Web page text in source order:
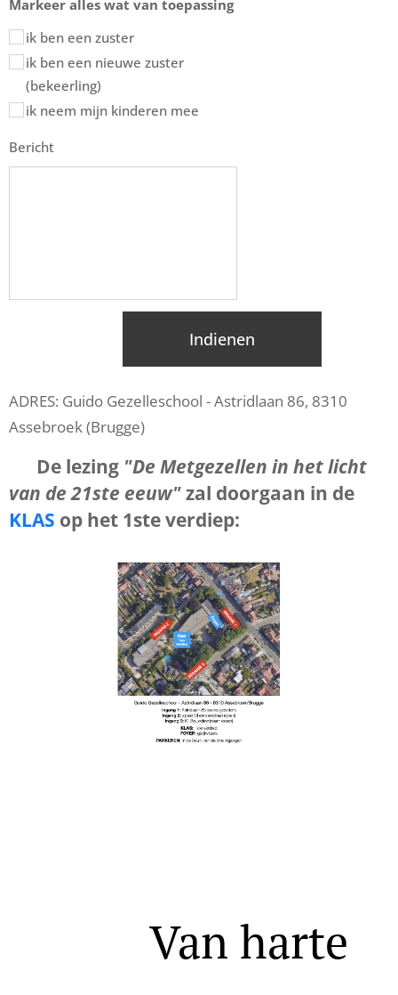
Markeer alles wat van toepassing
ik ben een zuster
ik ben een nieuwe zuster
(bekeerling)
ik neem mijn kinderen mee
Bericht
Indienen
ADRES: Guido Gezelleschool - Astridlaan 86, 8310
Assebroek (Brugge)
‼️ De lezing "De Metgezellen in het licht
van de 21ste eeuw"zal doorgaan in de
KLAS op het 1ste verdiep:
Van harte